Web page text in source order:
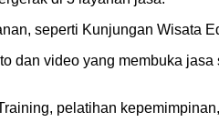
seperti Kunjungan
dan video yang membuka
pelatihan